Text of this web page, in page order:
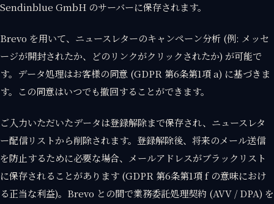
Sendinblue GmbH のサーバーに保存されます。
Brevo を用いて、ニュースレターのキャンペーン分析 (例: メッセ
ージが開封されたか、どのリンクがクリックされたか) が可能で
す。データ処理はお客様の同意 (GDPR 第6条第1項 a) に基づきま
す。この同意はいつでも撤回することができます。
ご入力いただいたデータは登録解除まで保存され、ニュースレタ
ー配信リストから削除されます。登録解除後、将来のメール送信
を防止するために必要な場合、メールアドレスがブラックリスト
に保存されることがあります (GDPR 第6条第1項 f の意味におけ
る正当な利益)。Brevo との間で業務委託処理契約 (AVV / DPA) を